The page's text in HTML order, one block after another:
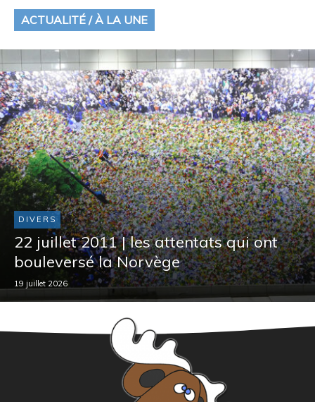
ACTUALITÉ / À LA UNE
DIVERS
22 juillet 2011 | les attentats qui ont
bouleversé la Norvège
19 juillet 2026